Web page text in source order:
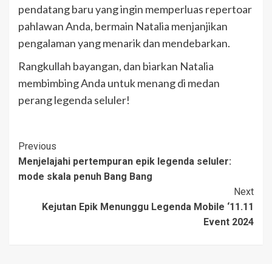
pendatang baru yang ingin memperluas repertoar
pahlawan Anda, bermain Natalia menjanjikan
pengalaman yang menarik dan mendebarkan.
Rangkullah bayangan, dan biarkan Natalia
membimbing Anda untuk menang di medan
perang legenda seluler!
Post
Navigation
Previous
Menjelajahi pertempuran epik legenda seluler:
mode skala penuh Bang Bang
Next
Kejutan Epik Menunggu Legenda Mobile ‘11.11
Event 2024